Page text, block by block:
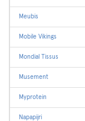
Meubis
Mobile Vikings
Mondial Tissus
Musement
Myprotein
Napapijri